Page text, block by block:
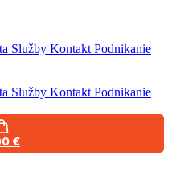
Služby Kontakt Podnikanie
Služby Kontakt Podnikanie
€